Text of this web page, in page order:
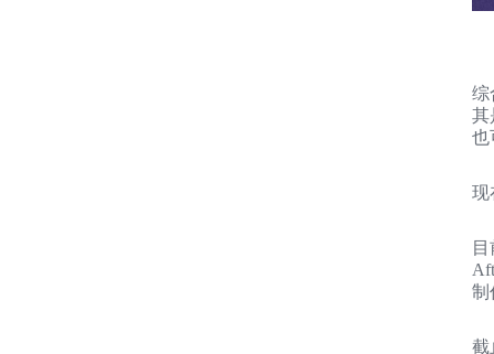
综
其
也
现
制
截